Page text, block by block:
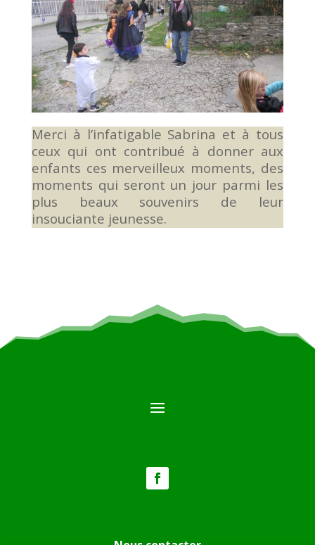
Merci à l’infatigable Sabrina et à tous
ceux qui ont contribué à donner aux
enfants ces merveilleux moments, des
moments qui seront un jour parmi les
plus beaux souvenirs de leur
insouciante jeunesse.